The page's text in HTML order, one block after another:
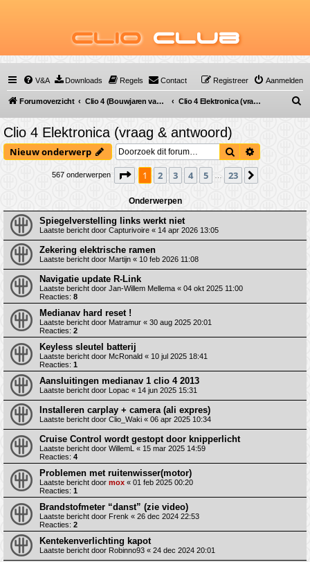
Clio Club
V&A Downloads Regels Contact Aanmelden
Registreer
Forumoverzicht Clio 4 (Bouwjaren van 2012 tot 2019) Clio 4 Elektronica (vraag & antwoord)
o
Clio 4 Elektronica (vraag & antwoord)
Nieuw onderwerp Zoek
567 onderwerpen Pagina van23
1 2 3 4 5 23
Onderwerpen
Spiegelverstelling links werkt niet
Laatste bericht door Capturivoire « 14 apr 2026 13:05
Zekering elektrische ramen
Laatste bericht door Martijn « 10 feb 2026 11:08
Navigatie update R-Link
Laatste bericht door Jan-Willem Mellema « 04 okt 2025 11:00
Reacties: 8
Medianav hard reset !
Laatste bericht door Matramur « 30 aug 2025 20:01
Reacties: 2
Keyless sleutel batterij
Laatste bericht door McRonald « 10 jul 2025 18:41
Reacties: 1
Aansluitingen medianav 1 clio 4 2013
Laatste bericht door Lopac « 14 jun 2025 15:31
Installeren carplay + camera (ali expres)
Laatste bericht door Clio_Waki « 06 apr 2025 10:34
Cruise Control wordt gestopt door knipperlicht
Laatste bericht door WillemL « 15 mar 2025 14:59
Reacties: 4
Problemen met ruitenwisser(motor)
Laatste bericht door mox « 01 feb 2025 00:20
Reacties: 1
Brandstofmeter “danst” (zie video)
Laatste bericht door Frenk « 26 dec 2024 22:53
Reacties: 2
Kentekenverlichting kapot
Laatste bericht door Robinno93 « 24 dec 2024 20:01